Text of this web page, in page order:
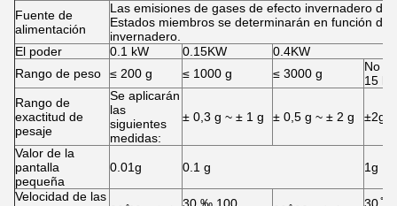
Fuente de
alimentación
Las emisiones de gases de efecto invernadero de
Estados miembros se determinarán en función de
invernadero.
El poder
0.1 kW 0.15KW
0.4KW
Rango de peso
≤ 200 g ≤ 1000 g ≤ 3000 g
No
15 kg
Rango de
exactitud de
pesaje
Se aplicarán
las
siguientes
medidas:
± 0,3 g ~ ± 1 g ± 0,5 g ~ ± 2 g
Valor de la
pantalla
pequeña
0.01g 0.1 g 1g
Velocidad de las